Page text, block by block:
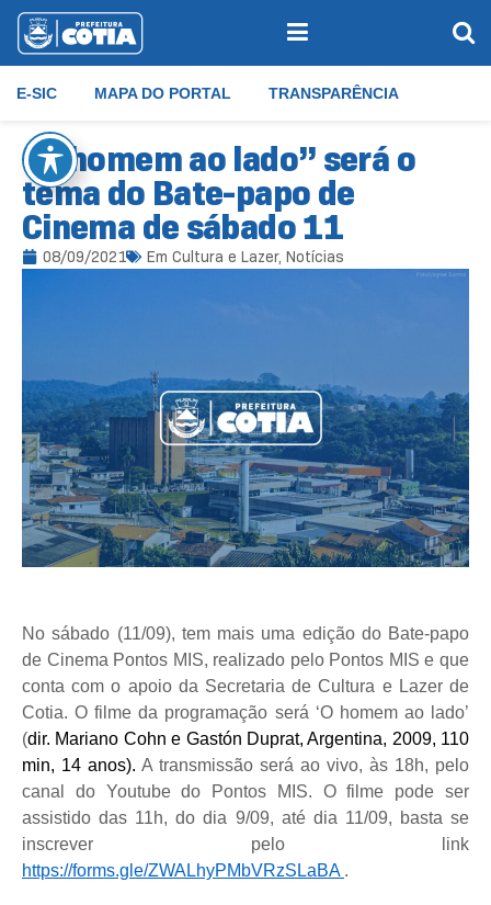
E-SIC MAPA DO PORTAL TRANSPARÊNCIA
“O homem ao lado” será o
tema do Bate-papo de
Cinema de sábado 11
08/09/2021 Em Cultura e Lazer, Notícias
No sábado (11/09), tem mais uma edição do Bate-papo
de Cinema Pontos MIS, realizado pelo Pontos MIS e que
conta com o apoio da Secretaria de Cultura e Lazer de
Cotia. O filme da programação será ‘O homem ao lado’
(dir. Mariano Cohn e Gastón Duprat, Argentina, 2009, 110
min, 14 anos). A transmissão será ao vivo, às 18h, pelo
canal do Youtube do Pontos MIS. O filme pode ser
assistido das 11h, do dia 9/09, até dia 11/09, basta se
inscrever pelo link
https://forms.gle/ZWALhyPMbVRzSLaBA .